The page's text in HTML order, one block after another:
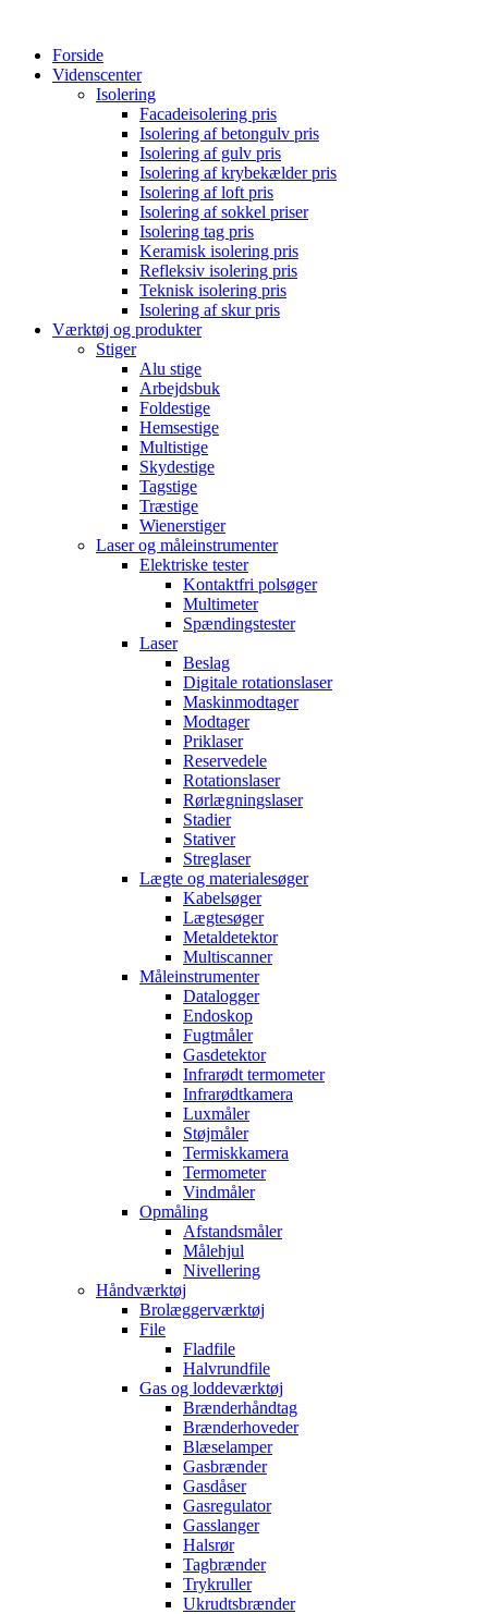
Forside
Videnscenter
Isolering
Facadeisolering pris
Isolering af betongulv pris
Isolering af gulv pris
Isolering af krybekælder pris
Isolering af loft pris
Isolering af sokkel priser
Isolering tag pris
Keramisk isolering pris
Refleksiv isolering pris
Teknisk isolering pris
Isolering af skur pris
Værktøj og produkter
Stiger
Alu stige
Arbejdsbuk
Foldestige
Hemsestige
Multistige
Skydestige
Tagstige
Træstige
Wienerstiger
Laser og måleinstrumenter
Elektriske tester
Kontaktfri polsøger
Multimeter
Spændingstester
Laser
Beslag
Digitale rotationslaser
Maskinmodtager
Modtager
Priklaser
Reservedele
Rotationslaser
Rørlægningslaser
Stadier
Stativer
Streglaser
Lægte og materialesøger
Kabelsøger
Lægtesøger
Metaldetektor
Multiscanner
Måleinstrumenter
Datalogger
Endoskop
Fugtmåler
Gasdetektor
Infrarødt termometer
Infrarødtkamera
Luxmåler
Støjmåler
Termiskkamera
Termometer
Vindmåler
Opmåling
Afstandsmåler
Målehjul
Nivellering
Håndværktøj
Brolæggerværktøj
File
Fladfile
Halvrundfile
Gas og loddeværktøj
Brænderhåndtag
Brænderhoveder
Blæselamper
Gasbrænder
Gasdåser
Gasregulator
Gasslanger
Halsrør
Tagbrænder
Trykruller
Ukrudtsbrænder